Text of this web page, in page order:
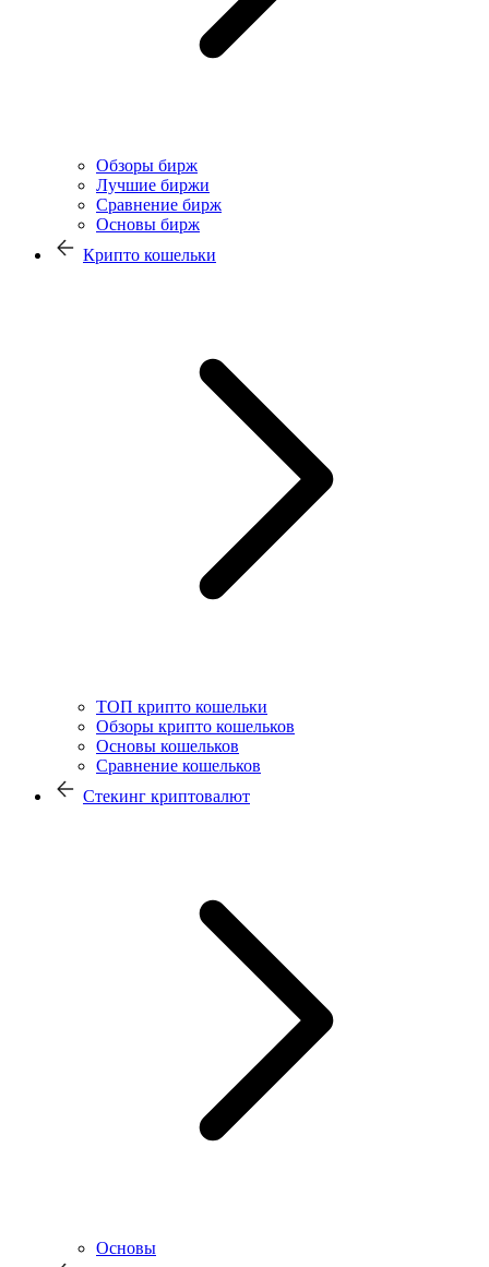
Обзоры бирж
Лучшие биржи
Сравнение бирж
Основы бирж
Крипто кошельки
ТОП крипто кошельки
Обзоры крипто кошельков
Основы кошельков
Сравнение кошельков
Стекинг криптовалют
Основы